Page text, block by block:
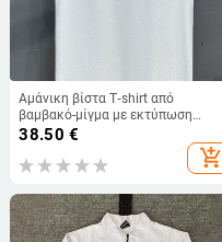
Αμάνικη βίστα T‑shirt από
βαμβακό-μίγμα με εκτύπωση
καρτούν, χωρίς γιακά, στρογγυλός
αθλητικό
38.50 €
add_shopping_cart